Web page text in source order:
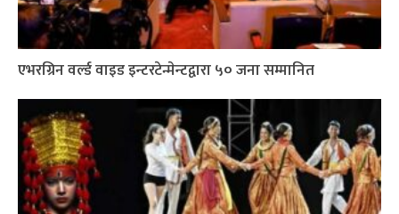
एभरग्रिन वर्ल्ड वाइड इन्टरटेन्मेन्टद्वारा ५० जना सम्मानित